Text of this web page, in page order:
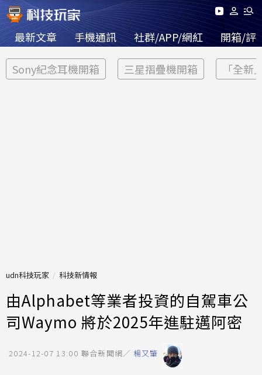
最新文章 手機通訊 社群/APP/網紅 開箱/評
Sony紀念耳機開箱 三星摺疊機開箱 「全新
udn科技玩家 科技新情報
由Alphabet等業者投資的自駕車公
司Waymo 將於2025年進駐邁阿密
2024-12-07 13:00 聯合新聞網／ 楊又肇